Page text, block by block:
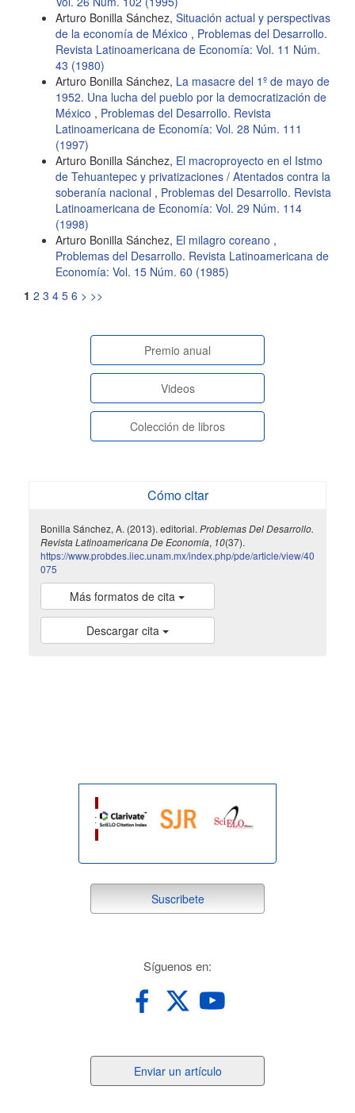
Arturo Bonilla Sánchez, Situación actual y perspectivas
de la economía de México , Problemas del Desarrollo.
Revista Latinoamericana de Economía: Vol. 11 Núm.
43 (1980)
Arturo Bonilla Sánchez, La masacre del 1º de mayo de
1952. Una lucha del pueblo por la democratización de
México , Problemas del Desarrollo. Revista
Latinoamericana de Economía: Vol. 28 Núm. 111
(1997)
Arturo Bonilla Sánchez, El macroproyecto en el Istmo
de Tehuantepec y privatizaciones / Atentados contra la
soberanía nacional , Problemas del Desarrollo. Revista
Latinoamericana de Economía: Vol. 29 Núm. 114
(1998)
Arturo Bonilla Sánchez, El milagro coreano ,
Problemas del Desarrollo. Revista Latinoamericana de
Economía: Vol. 15 Núm. 60 (1985)
1 2 3 4 5 6 > >>
paginasespeciales
Premio anual
Videos
Colección de libros
Cómo citar
Bonilla Sánchez, A. (2013). editorial. Problemas Del Desarrollo.
Revista Latinoamericana De Economía, 10(37).
https://www.probdes.iiec.unam.mx/index.php/pde/article/view/40
075
Más formatos de cita
Descargar cita
suscribete
Suscribete
Síguenos en:
un
Enviar un artículo